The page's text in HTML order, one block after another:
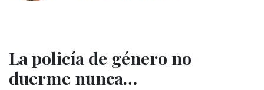
La policía de género no
duerme nunca…